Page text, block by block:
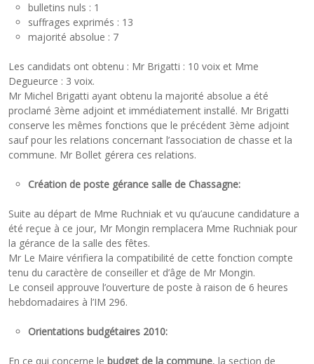
bulletins nuls : 1
suffrages exprimés : 13
majorité absolue : 7
Les candidats ont obtenu : Mr Brigatti : 10 voix et Mme
Degueurce : 3 voix.
Mr Michel Brigatti ayant obtenu la majorité absolue a été
proclamé 3ème adjoint et immédiatement installé. Mr Brigatti
conserve les mêmes fonctions que le précédent 3ème adjoint
sauf pour les relations concernant l’association de chasse et la
commune. Mr Bollet gérera ces relations.
Création de poste gérance salle de Chassagne:
Suite au départ de Mme Ruchniak et vu qu’aucune candidature a
été reçue à ce jour, Mr Mongin remplacera Mme Ruchniak pour
la gérance de la salle des fêtes.
Mr Le Maire vérifiera la compatibilité de cette fonction compte
tenu du caractère de conseiller et d’âge de Mr Mongin.
Le conseil approuve l’ouverture de poste à raison de 6 heures
hebdomadaires à l’IM 296.
Orientations budgétaires 2010:
En ce qui concerne lebudget de la commune, la section de